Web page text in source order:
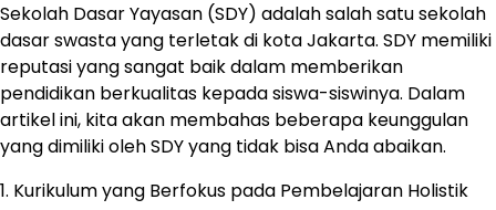
Sekolah Dasar Yayasan (SDY) adalah salah satu sekolah
dasar swasta yang terletak di kota Jakarta. SDY memiliki
reputasi yang sangat baik dalam memberikan
pendidikan berkualitas kepada siswa-siswinya. Dalam
artikel ini, kita akan membahas beberapa keunggulan
yang dimiliki oleh SDY yang tidak bisa Anda abaikan.
1. Kurikulum yang Berfokus pada Pembelajaran Holistik